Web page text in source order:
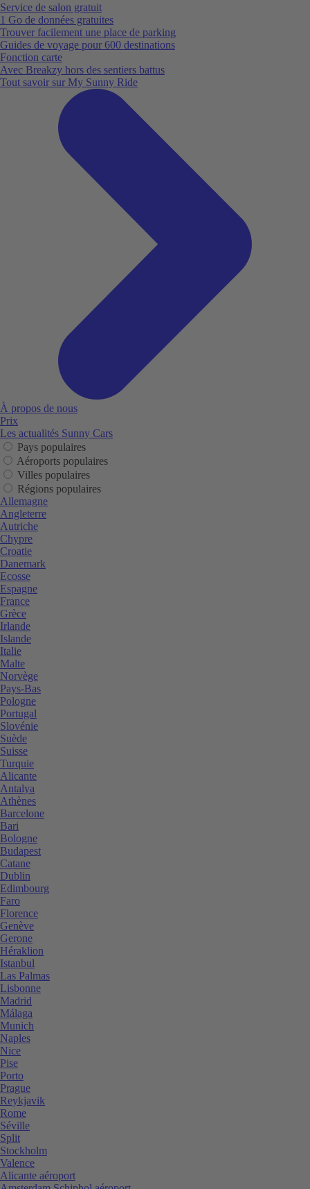
Service de salon gratuit
1 Go de données gratuites
Trouver facilement une place de parking
Guides de voyage pour 600 destinations
Fonction carte
Avec Breakzy hors des sentiers battus
Tout savoir sur My Sunny Ride
À propos de nous
Prix
Les actualités Sunny Cars
Pays populaires
Aéroports populaires
Villes populaires
Régions populaires
Allemagne
Angleterre
Autriche
Chypre
Croatie
Danemark
Ecosse
Espagne
France
Grèce
Irlande
Islande
Italie
Malte
Norvège
Pays-Bas
Pologne
Portugal
Slovénie
Suède
Suisse
Turquie
Alicante
Antalya
Athènes
Barcelone
Bari
Bologne
Budapest
Catane
Dublin
Edimbourg
Faro
Florence
Genève
Gerone
Héraklion
Istanbul
Las Palmas
Lisbonne
Madrid
Málaga
Munich
Naples
Nice
Pise
Porto
Prague
Reykjavik
Rome
Séville
Split
Stockholm
Valence
Alicante aéroport